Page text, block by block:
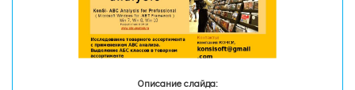
Описание слайда: